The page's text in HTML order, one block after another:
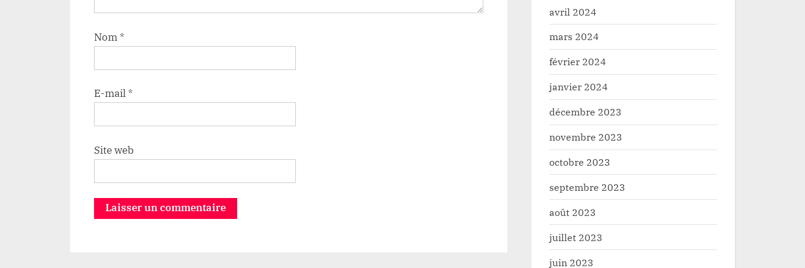
Nom*
E-mail*
Site web
avril 2024
mars 2024
février 2024
janvier 2024
décembre 2023
novembre 2023
octobre 2023
septembre 2023
août 2023
juillet 2023
juin 2023